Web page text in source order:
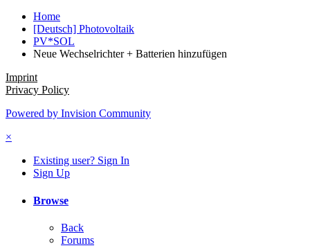
Home
[Deutsch] Photovoltaik
PV*SOL
Neue Wechselrichter + Batterien hinzufügen
Imprint
Privacy Policy
Powered by Invision Community
×
Existing user? Sign In
Sign Up
Browse
Back
Forums